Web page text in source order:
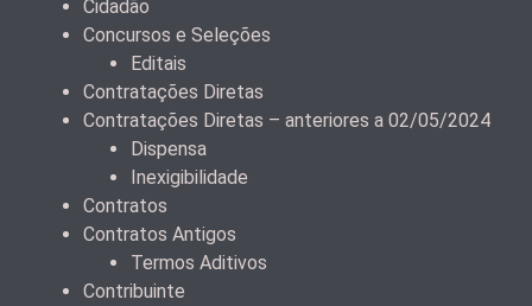
Cidadão
Concursos e Seleções
Editais
Contratações Diretas
Contratações Diretas – anteriores a 02/05/2024
Dispensa
Inexigibilidade
Contratos
Contratos Antigos
Termos Aditivos
Contribuinte